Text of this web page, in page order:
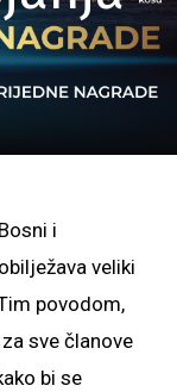
i
veliki
povodom,
sve članove
bi se